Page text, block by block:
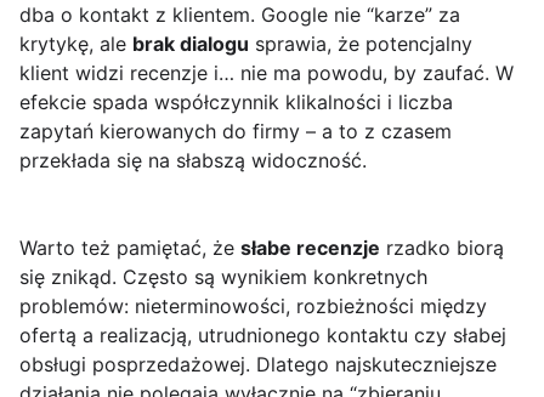
dba o kontakt z klientem. Google nie “karze” za
krytykę, ale brak dialogu sprawia, że potencjalny
klient widzi recenzje i… nie ma powodu, by zaufać. W
efekcie spada współczynnik klikalności i liczba
zapytań kierowanych do firmy – a to z czasem
przekłada się na słabszą widoczność.
Warto też pamiętać, że słabe recenzje rzadko biorą
się znikąd. Często są wynikiem konkretnych
problemów: nieterminowości, rozbieżności między
ofertą a realizacją, utrudnionego kontaktu czy słabej
obsługi posprzedażowej. Dlatego najskuteczniejsze